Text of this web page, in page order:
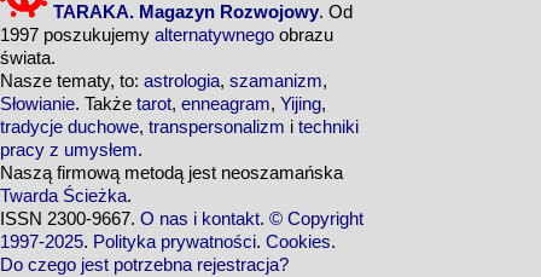
TARAKA. Magazyn Rozwojowy. Od
1997 poszukujemy alternatywnego obrazu
świata.
Nasze tematy, to: astrologia, szamanizm,
Słowianie. Także tarot, enneagram, Yijing,
tradycje duchowe, transpersonalizm i techniki
pracy z umysłem.
Naszą firmową metodą jest neoszamańska
Twarda Ścieżka.
ISSN 2300-9667. O nas i kontakt. © Copyright
1997-2025. Polityka prywatności. Cookies.
Do czego jest potrzebna rejestracja?